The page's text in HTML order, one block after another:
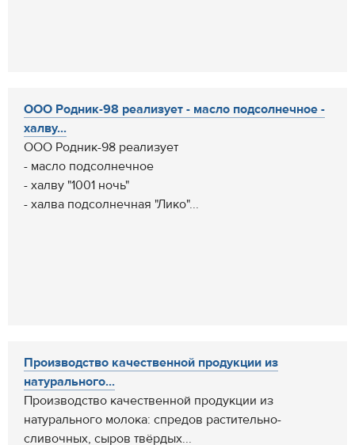
ООО Родник-98 реализует - масло подсолнечное -
халву...
ООО Родник-98 реализует
- масло подсолнечное
- халву "1001 ночь"
- халва подсолнечная "Лико"...
Производство качественной продукции из
натурального...
Производство качественной продукции из
натурального молока: спредов растительно-
сливочных, сыров твёрдых...